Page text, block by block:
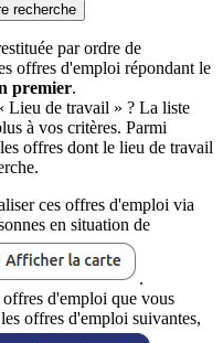
recherche
par ordre de
offres d'emploi répondant le
premier.
Lieu de travail » ? La liste
à vos critères. Parmi
offres dont le lieu de travail
ces offres d'emploi via
en situation de
.
d'emploi que vous
offres d'emploi suivantes,